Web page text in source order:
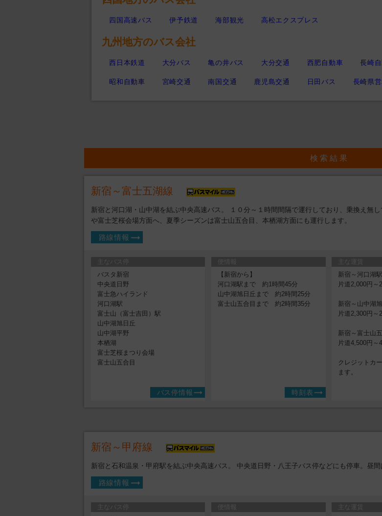
四国高速バス 伊予鉄道 海部観光 高松エクスプレス
九州地方のバス会社
西日本鉄道 大分バス 亀の井バス 大分交通 西肥自動車 長崎
昭和自動車 宮崎交通 南国交通 鹿児島交通 日田バス 長崎県営
検 索 結 果
新宿～富士五湖線
新宿と河口湖・山中湖を結ぶ中央高速バス。 １０分～１時間間隔で運行しており、乗換え無
や富士芝桜会場方面へ、夏季シーズンは富士山五合目、本栖湖方面にも運行します。
路線情報
主なバス停
バスタ新宿
中央道日野
富士急ハイランド
河口湖駅
富士山（富士吉田）駅
山中湖旭日丘
山中湖平野
本栖湖
富士芝桜まつり会場
富士山五合目
バス停情報
【新宿から】
河口湖駅まで 約1時間45分
山中湖旭日丘まで 約2時間25分
富士山五合目まで 約2時間35分
時刻表
主な運賃
新宿～河口湖駅
片道2,000円～
新宿～山中湖
片道2,300円～
新宿～富士山
片道4,500円～
クレジットカ
ます。
新宿～甲府線
新宿と石和温泉・甲府駅を結ぶ中央高速バス。 中央道日野・八王子バス停などにも停車。昼間
路線情報
主なバス停
主な運賃